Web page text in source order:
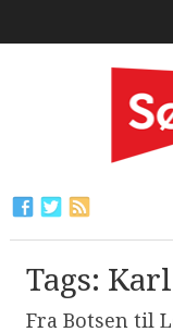
Tags:
Fra Botsen til